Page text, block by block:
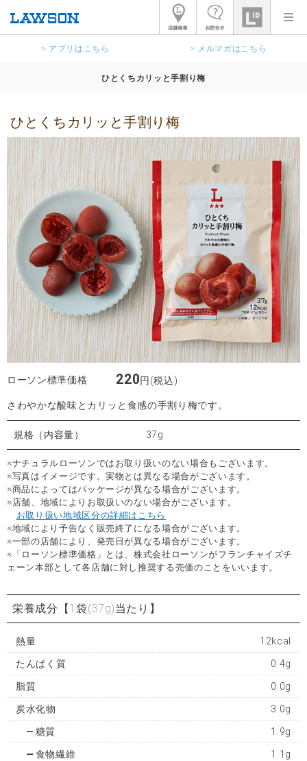
> アプリはこちら > メルマガはこちら
ひとくちカリッと手割り梅
ひとくちカリッと手割り梅
ローソン標準価格 220円(税込)
さわやかな酸味とカリッと食感の手割り梅です。
規格（内容量） 37g
※ナチュラルローソンではお取り扱いのない場合もございます。
※写真はイメージです。実物とは異なる場合がございます。
※商品によってはパッケージが異なる場合がございます。
※店舗、地域によりお取扱いのない場合がございます。
お取り扱い地域区分の詳細はこちら
※地域により予告なく販売終了になる場合がございます。
※一部の店舗により、発売日が異なる場合がございます。
※「ローソン標準価格」とは、株式会社ローソンがフランチャイズチ
ェーン本部として各店舗に対し推奨する売価のことをいいます。
栄養成分 【1袋(37g)当たり】
熱量 12kcal
たんぱく質 0.4g
脂質 0.0g
炭水化物 3.0g
糖質 1.9g
食物繊維 1.1g